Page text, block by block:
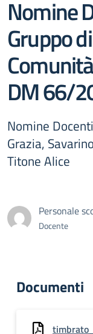
Nomine
Gruppo
DM 66/
Nomine
Grazia,
Titone Alice
Personale
Docente
Documenti